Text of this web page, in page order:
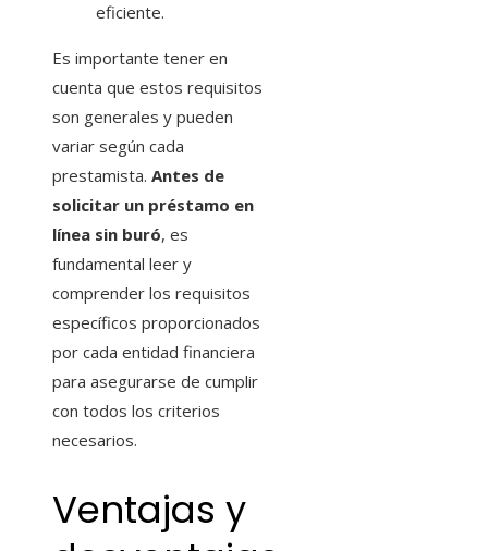
eficiente.
Es importante tener en
cuenta que estos requisitos
son generales y pueden
variar según cada
prestamista. Antes de
solicitar un préstamo en
línea sin buró, es
fundamental leer y
comprender los requisitos
específicos proporcionados
por cada entidad financiera
para asegurarse de cumplir
con todos los criterios
necesarios.
Ventajas y